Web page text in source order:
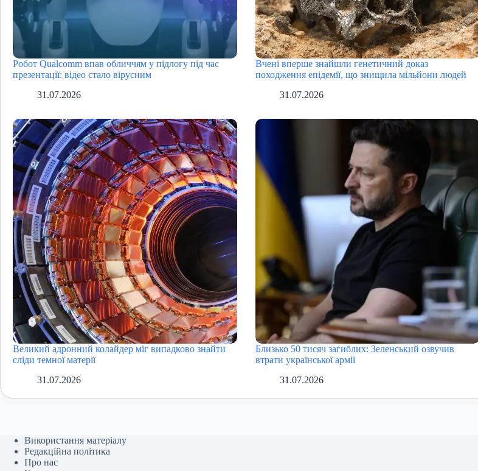
Робот Qualcomm впав обличчям у підлогу під час
презентації: відео стало вірусним
31.07.2026
Вчені вперше знайшли генетичний доказ
походження епідемії, що знищила мільйони людей
31.07.2026
Великий адронний колайдер міг випадково знайти
сліди темної матерії
31.07.2026
Близько 50 тисяч загиблих: Зеленський озвучив
втрати української армії
31.07.2026
Використання матеріалу
Редакційна політика
Про нас